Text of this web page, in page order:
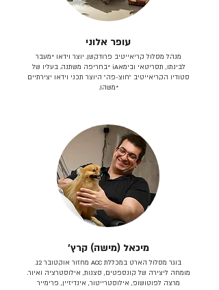
עופר אלוני
מנהל מסלול קריאייטיב פרודקשן. יוצר וידאו *מעבר
לבינתו, תסריטאי וב​ימאiA‎ *בחריפה משתנה. בעליו של
סטודיו הקריאייטיב ״חוצ-פה״ היוצר תכני וידאו יצירתיים
*משהו.
מיכאל (מישה) קרץ׳
בוגר מסלול הארט במכללת ACC מחזור אוקטובר 12.
מומחה ליצירה של קונספטים, סצנות, אילוסטרציה ואיור.
מרצה לפוטושופ, אילוסטרייטור, אינדיזיין, פרימייר